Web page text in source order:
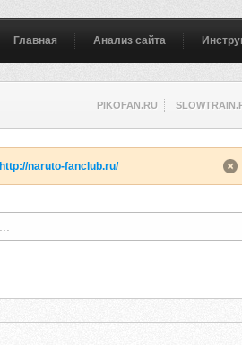
Главная Анализ сайта
PIKOFAN.RU
http://naruto-fanclub.ru/